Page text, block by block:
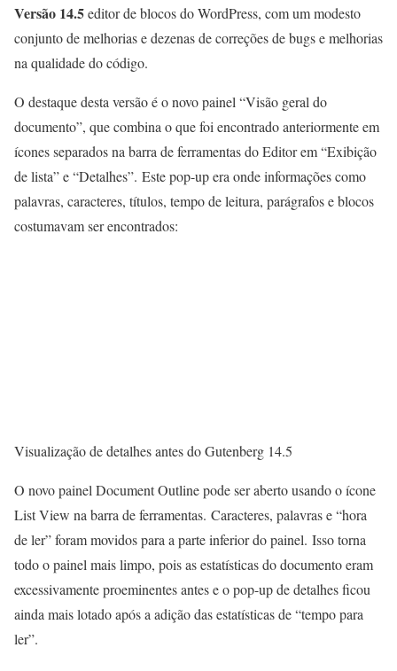
Versão 14.5editor de blocos do WordPress, com um modesto
conjunto de melhorias e dezenas de correções de bugs e melhorias
na qualidade do código.
O destaque desta versão é o novo painel “Visão geral do
documento”, que combina o que foi encontrado anteriormente em
ícones separados na barra de ferramentas do Editor em “Exibição
de lista” e “Detalhes”. Este pop-up era onde informações como
palavras, caracteres, títulos, tempo de leitura, parágrafos e blocos
costumavam ser encontrados:
Visualização de detalhes antes do Gutenberg 14.5
O novo painel Document Outline pode ser aberto usando o ícone
List View na barra de ferramentas. Caracteres, palavras e “hora
de ler” foram movidos para a parte inferior do painel. Isso torna
todo o painel mais limpo, pois as estatísticas do documento eram
excessivamente proeminentes antes e o pop-up de detalhes ficou
ainda mais lotado após a adição das estatísticas de “tempo para
ler”.